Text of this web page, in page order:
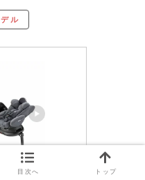
ル
目次へ トップ